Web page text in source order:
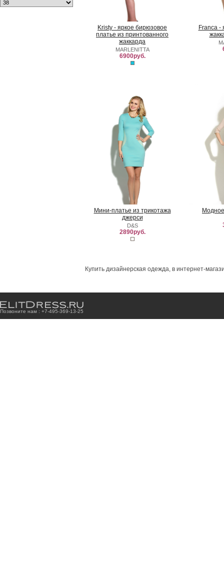
Kristy - яркое бирюзовое
платье из принтованного
жаккарда
MARLENITTA
6900руб.
Franca -
Мини-платье из трикотажа
джерси
D&S
2890руб.
Купить дизайнерская одежда, в интернет-
Позвоните нам : +7-495-369-13-25